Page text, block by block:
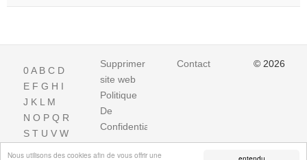
Nous utilisons des cookies afin de vous offrir une
0A B C D
E F G H I
J K L M
N O P Q R
S T U V W
Supprimer
site web
Politique
De
Confidentialite
Contact © 2026